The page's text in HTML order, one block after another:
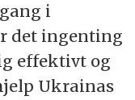
(per
i
det ingenting
effektivt og
Ukrainas